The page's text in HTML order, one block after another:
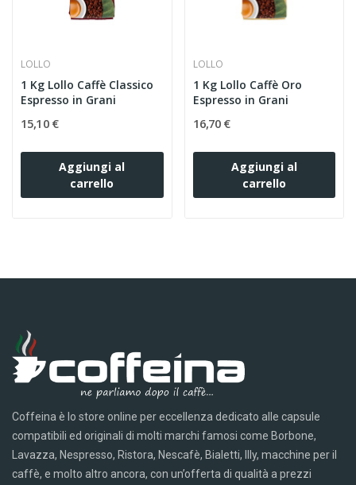
LOLLO
1 Kg Lollo Caffè Classico
Espresso in Grani
15,10 €
Aggiungi al
carrello
LOLLO
1 Kg Lollo Caffè Oro
Espresso in Grani
16,70 €
Aggiungi al
carrello
Coffeina è lo store online per eccellenza dedicato alle capsule
compatibili ed originali di molti marchi famosi come Borbone,
Lavazza, Nespresso, Ristora, Nescafè, Bialetti, Illy, macchine per il
caffè, e molto altro ancora, con un’offerta di qualità a prezzi